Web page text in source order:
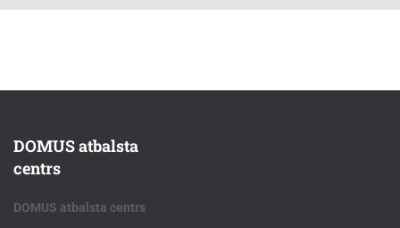
DOMUS atbalsta
centrs
DOMUS atbalsta centrs